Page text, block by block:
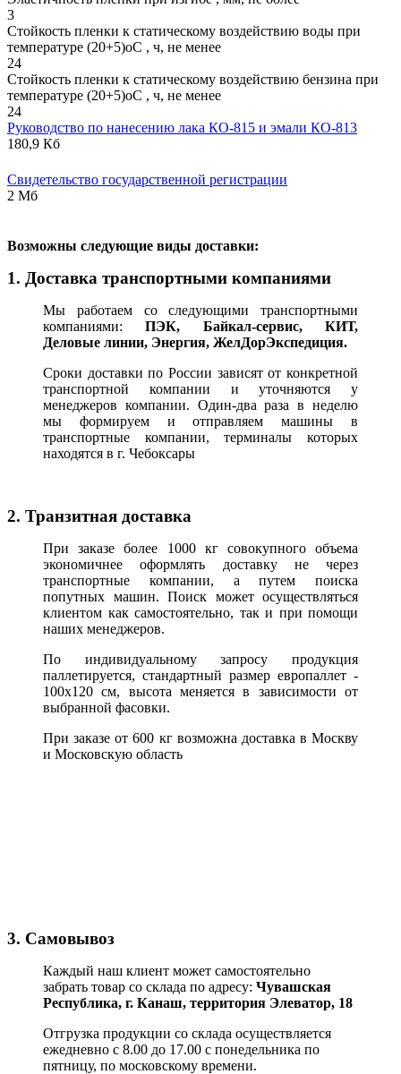
3
Стойкость пленки к статическому воздействию воды при
температуре (20+5)оС , ч, не менее
24
Стойкость пленки к статическому воздействию бензина при
температуре (20+5)оС , ч, не менее
24
Руководство по нанесению лака КО-815 и эмали КО-813
180,9 Кб
Свидетельство государственной регистрации
2 Мб
Возможны следующие виды доставки:
1. Доставка транспортными компаниями
Мы работаем со следующими транспортными
компаниями:ПЭК, Байкал-сервис, КИТ,
Деловые линии, Энергия, ЖелДорЭкспедиция.
Сроки доставки по России зависят от конкретной
транспортной компании и уточняются у
менеджеров компании. Один-два раза в неделю
мы формируем и отправляем машины в
транспортные компании, терминалы которых
находятся в г. Чебоксары
2. Транзитная доставка
При заказе более 1000 кг совокупного объема
экономичнее оформлять доставку не через
транспортные компании, а путем поиска
попутных машин. Поиск может осуществляться
клиентом как самостоятельно, так и при помощи
наших менеджеров.
По индивидуальному запросу продукция
паллетируется, стандартный размер европаллет -
100х120 см, высота меняется в зависимости от
выбранной фасовки.
При заказе от 600 кг возможна доставка в Москву
и Московскую область
3. Самовывоз
Каждый наш клиент может самостоятельно
забрать товар со склада по адресу: Чувашская
Республика, г. Канаш, территория Элеватор, 18
Отгрузка продукции со склада осуществляется
ежедневно с 8.00 до 17.00 с понедельника по
пятницу, по московскому времени.